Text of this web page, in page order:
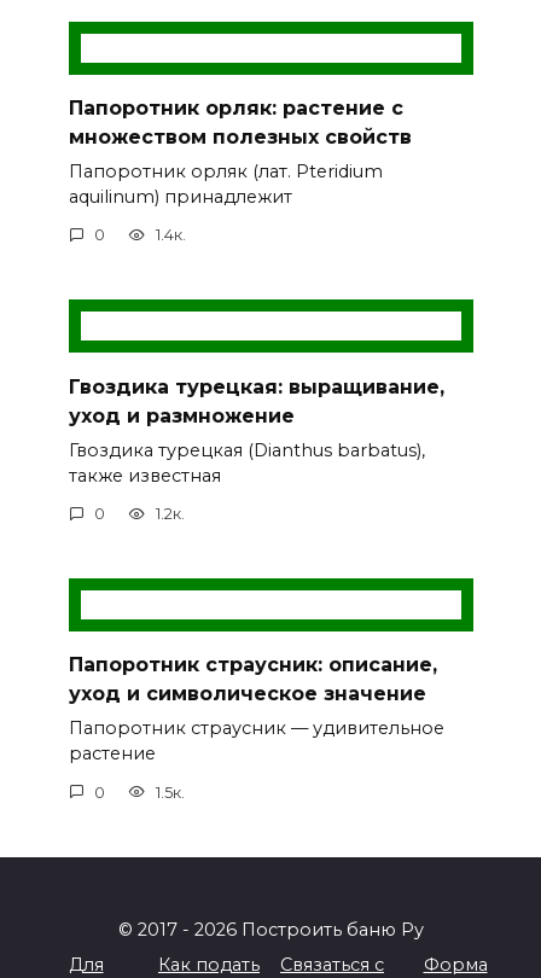
Папоротник орляк: растение с
множеством полезных свойств
Папоротник орляк (лат. Pteridium
aquilinum) принадлежит
0 1.4к.
Гвоздика турецкая: выращивание,
уход и размножение
Гвоздика турецкая (Dianthus barbatus),
также известная
0 1.2к.
Папоротник страусник: описание,
уход и символическое значение
Папоротник страусник — удивительное
растение
0 1.5к.
© 2017 - 2026 Построить баню Ру
Для
Как подать Связаться с Форма